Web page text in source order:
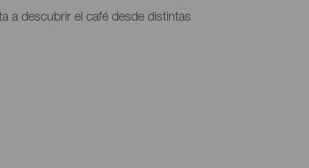
a descubrir el café desde distintas